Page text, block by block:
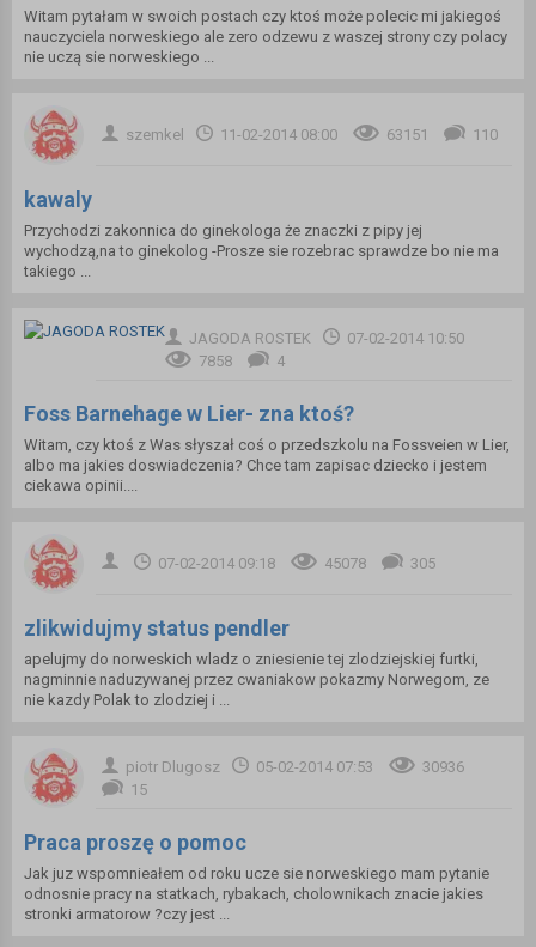
Witam pytałam w swoich postach czy ktoś może polecic mi jakiegoś
nauczyciela norweskiego ale zero odzewu z waszej strony czy polacy
nie uczą sie norweskiego ...
szemkel 11-02-2014 08:00 63151 110
kawaly
Przychodzi zakonnica do ginekologa że znaczki z pipy jej
wychodzą,na to ginekolog -Prosze sie rozebrac sprawdze bo nie ma
takiego ...
JAGODA ROSTEK
07-02-2014 10:50
7858
4
Foss Barnehage w Lier- zna ktoś?
Witam, czy ktoś z Was słyszał coś o przedszkolu na Fossveien w Lier,
albo ma jakies doswiadczenia? Chce tam zapisac dziecko i jestem
ciekawa opinii....
07-02-2014 09:18 45078 305
zlikwidujmy status pendler
apelujmy do norweskich wladz o zniesienie tej zlodziejskiej furtki,
nagminnie naduzywanej przez cwaniakow pokazmy Norwegom, ze
nie kazdy Polak to zlodziej i ...
piotr Dlugosz 05-02-2014 07:53
30936
15
Praca proszę o pomoc
Jak juz wspomnieałem od roku ucze sie norweskiego mam pytanie
odnosnie pracy na statkach, rybakach, cholownikach znacie jakies
stronki armatorow ?czy jest ...